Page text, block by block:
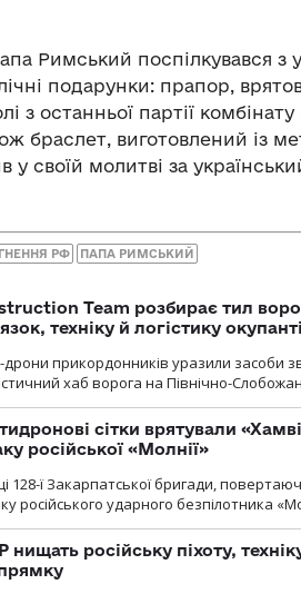
Римський поспілкувався з
подарунки: прапор,
з останньої партії
браслет, виготовлений із
у своїй молитві за
РФ ПАПА РИМСЬКИЙ
Team розбирає тил
техніку й логістику
дрони прикордонників уразили засоби
хаб ворога на Північно-
сітки врятували
російської «Молнії»
128-ї Закарпатської бригади,
російського ударного безпілотника
нищать російську піхоту,